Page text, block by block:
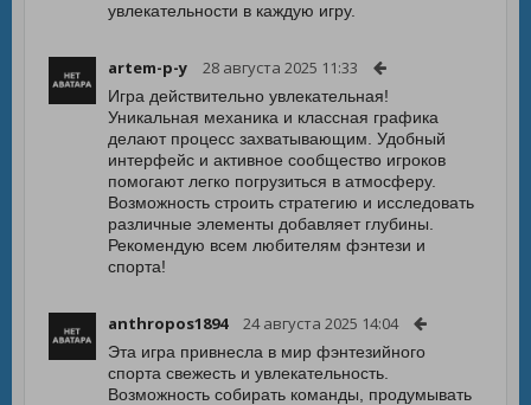
увлекательности в каждую игру.
artem-p-y 28 августа 2025 11:33
Игра действительно увлекательная!
Уникальная механика и классная графика
делают процесс захватывающим. Удобный
интерфейс и активное сообщество игроков
помогают легко погрузиться в атмосферу.
Возможность строить стратегию и исследовать
различные элементы добавляет глубины.
Рекомендую всем любителям фэнтези и
спорта!
anthropos1894 24 августа 2025 14:04
Эта игра привнесла в мир фэнтезийного
спорта свежесть и увлекательность.
Возможность собирать команды, продумывать